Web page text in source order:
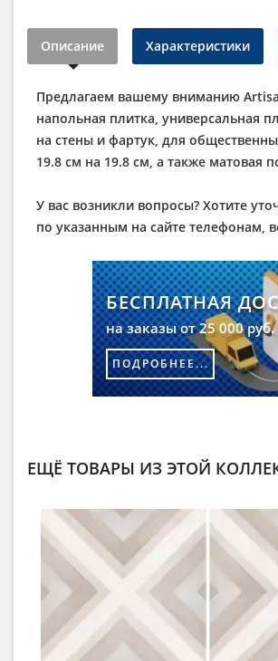
Описание Характеристики
Предлагаем вашему вниманию
напольная плитка, универсальная
на стены и фартук, для
19.8 см на 19.8 см, а также
У вас возникли вопросы? Хотите
по указанным на сайте телефонам,
БЕСПЛАТНАЯ
на заказы от 25 000 руб.
ПОДРОБНЕЕ...
ЕЩЁ ТОВАРЫ ИЗ ЭТОЙ